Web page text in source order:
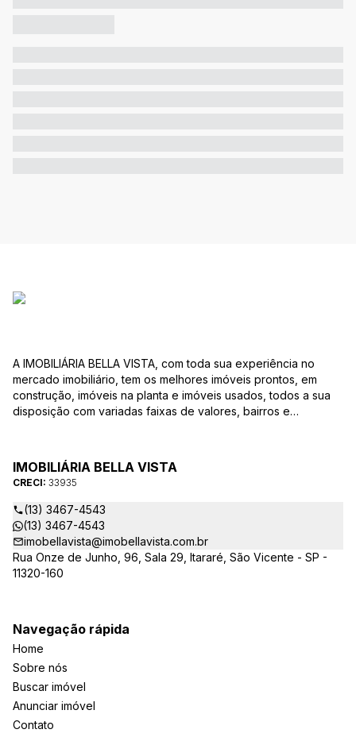
A IMOBILIÁRIA BELLA VISTA, com toda sua experiência no
mercado imobiliário, tem os melhores imóveis prontos, em
construção, imóveis na planta e imóveis usados, todos a sua
disposição com variadas faixas de valores, bairros e
ao CRECI-EE – estarão sempre prontos para responder-lhe
todas as suas dúvidas sobre casas, apartamentos, terrenos,
salas comerciais e outros produtos imobiliários.
IMOBILIÁRIA BELLA VISTA
CRECI: 33935
(13) 3467-4543
(13) 3467-4543
imobellavista@imobellavista.com.br
Rua Onze de Junho, 96, Sala 29, Itararé, São Vicente - SP -
11320-160
Navegação rápida
Home
Sobre nós
Buscar imóvel
Anunciar imóvel
Contato